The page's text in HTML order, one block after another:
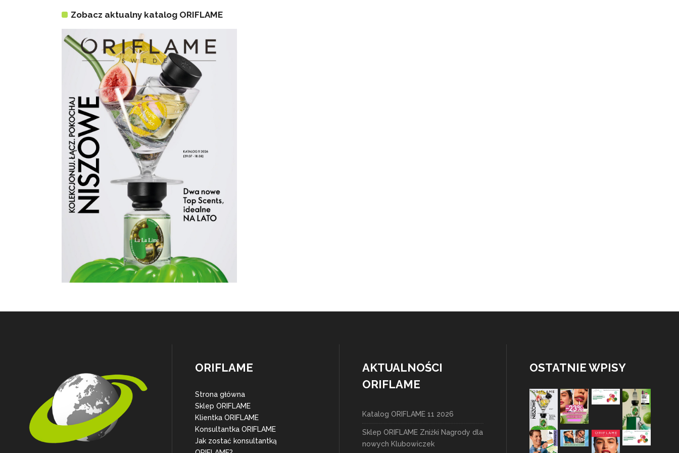
Zobacz aktualny katalog ORIFLAME
ORIFLAME
Strona główna
Sklep ORIFLAME
Klientka ORIFLAME
Konsultantka ORIFLAME
Jak zostać konsultantką
AKTUALNOŚCI
ORIFLAME
Katalog ORIFLAME 11 2026
Sklep ORIFLAME Zniżki Nagrody dla
nowych Klubowiczek
OSTATNIE WPISY